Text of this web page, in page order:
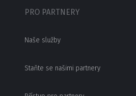
PRO PARTNERY
Naše služby
Staňte se našimi partnery